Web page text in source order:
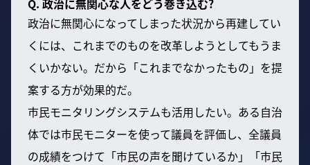
政治に無関心になってしまった状況から再建してい
くには、これまでのものを改革しようとしてもうま
くいかない。だから「これまでなかったもの」を提
案する方が効果的だ。
市民モニタリングシステムも活用したい。ある自治
体では市民モニターを使って議員を評価し、全議員
の成績をつけて「市民の声を聞けているか」「市民